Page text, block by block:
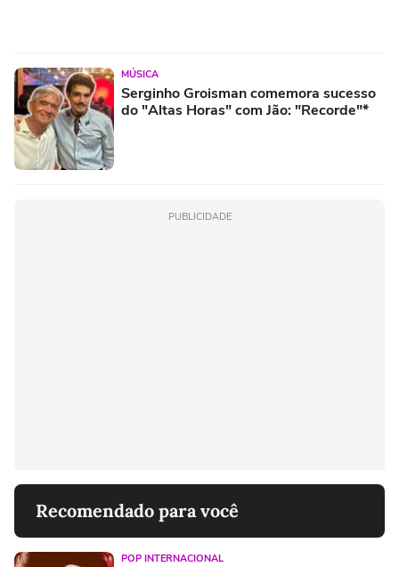
MÚSICA
Serginho Groisman comemora sucesso
do "Altas Horas" com Jão: "Recorde"*
PUBLICIDADE
Recomendado para você
POP INTERNACIONAL